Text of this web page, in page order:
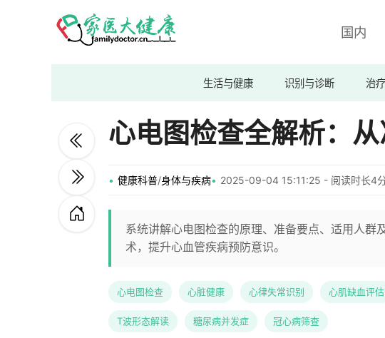
国内
生活与健康 识别与诊断 治
心电图检查全解析：
健康科普/身体与疾病 2025-09-04 15:11:25 - 阅读时长4
系统讲解心电图检查的原理、准备要点、适用人群
术，提升心血管疾病预防意识。
心电图检查 心脏健康 心律失常识别 心肌缺血评估
T波形态解读 糖尿病并发症 冠心病筛查